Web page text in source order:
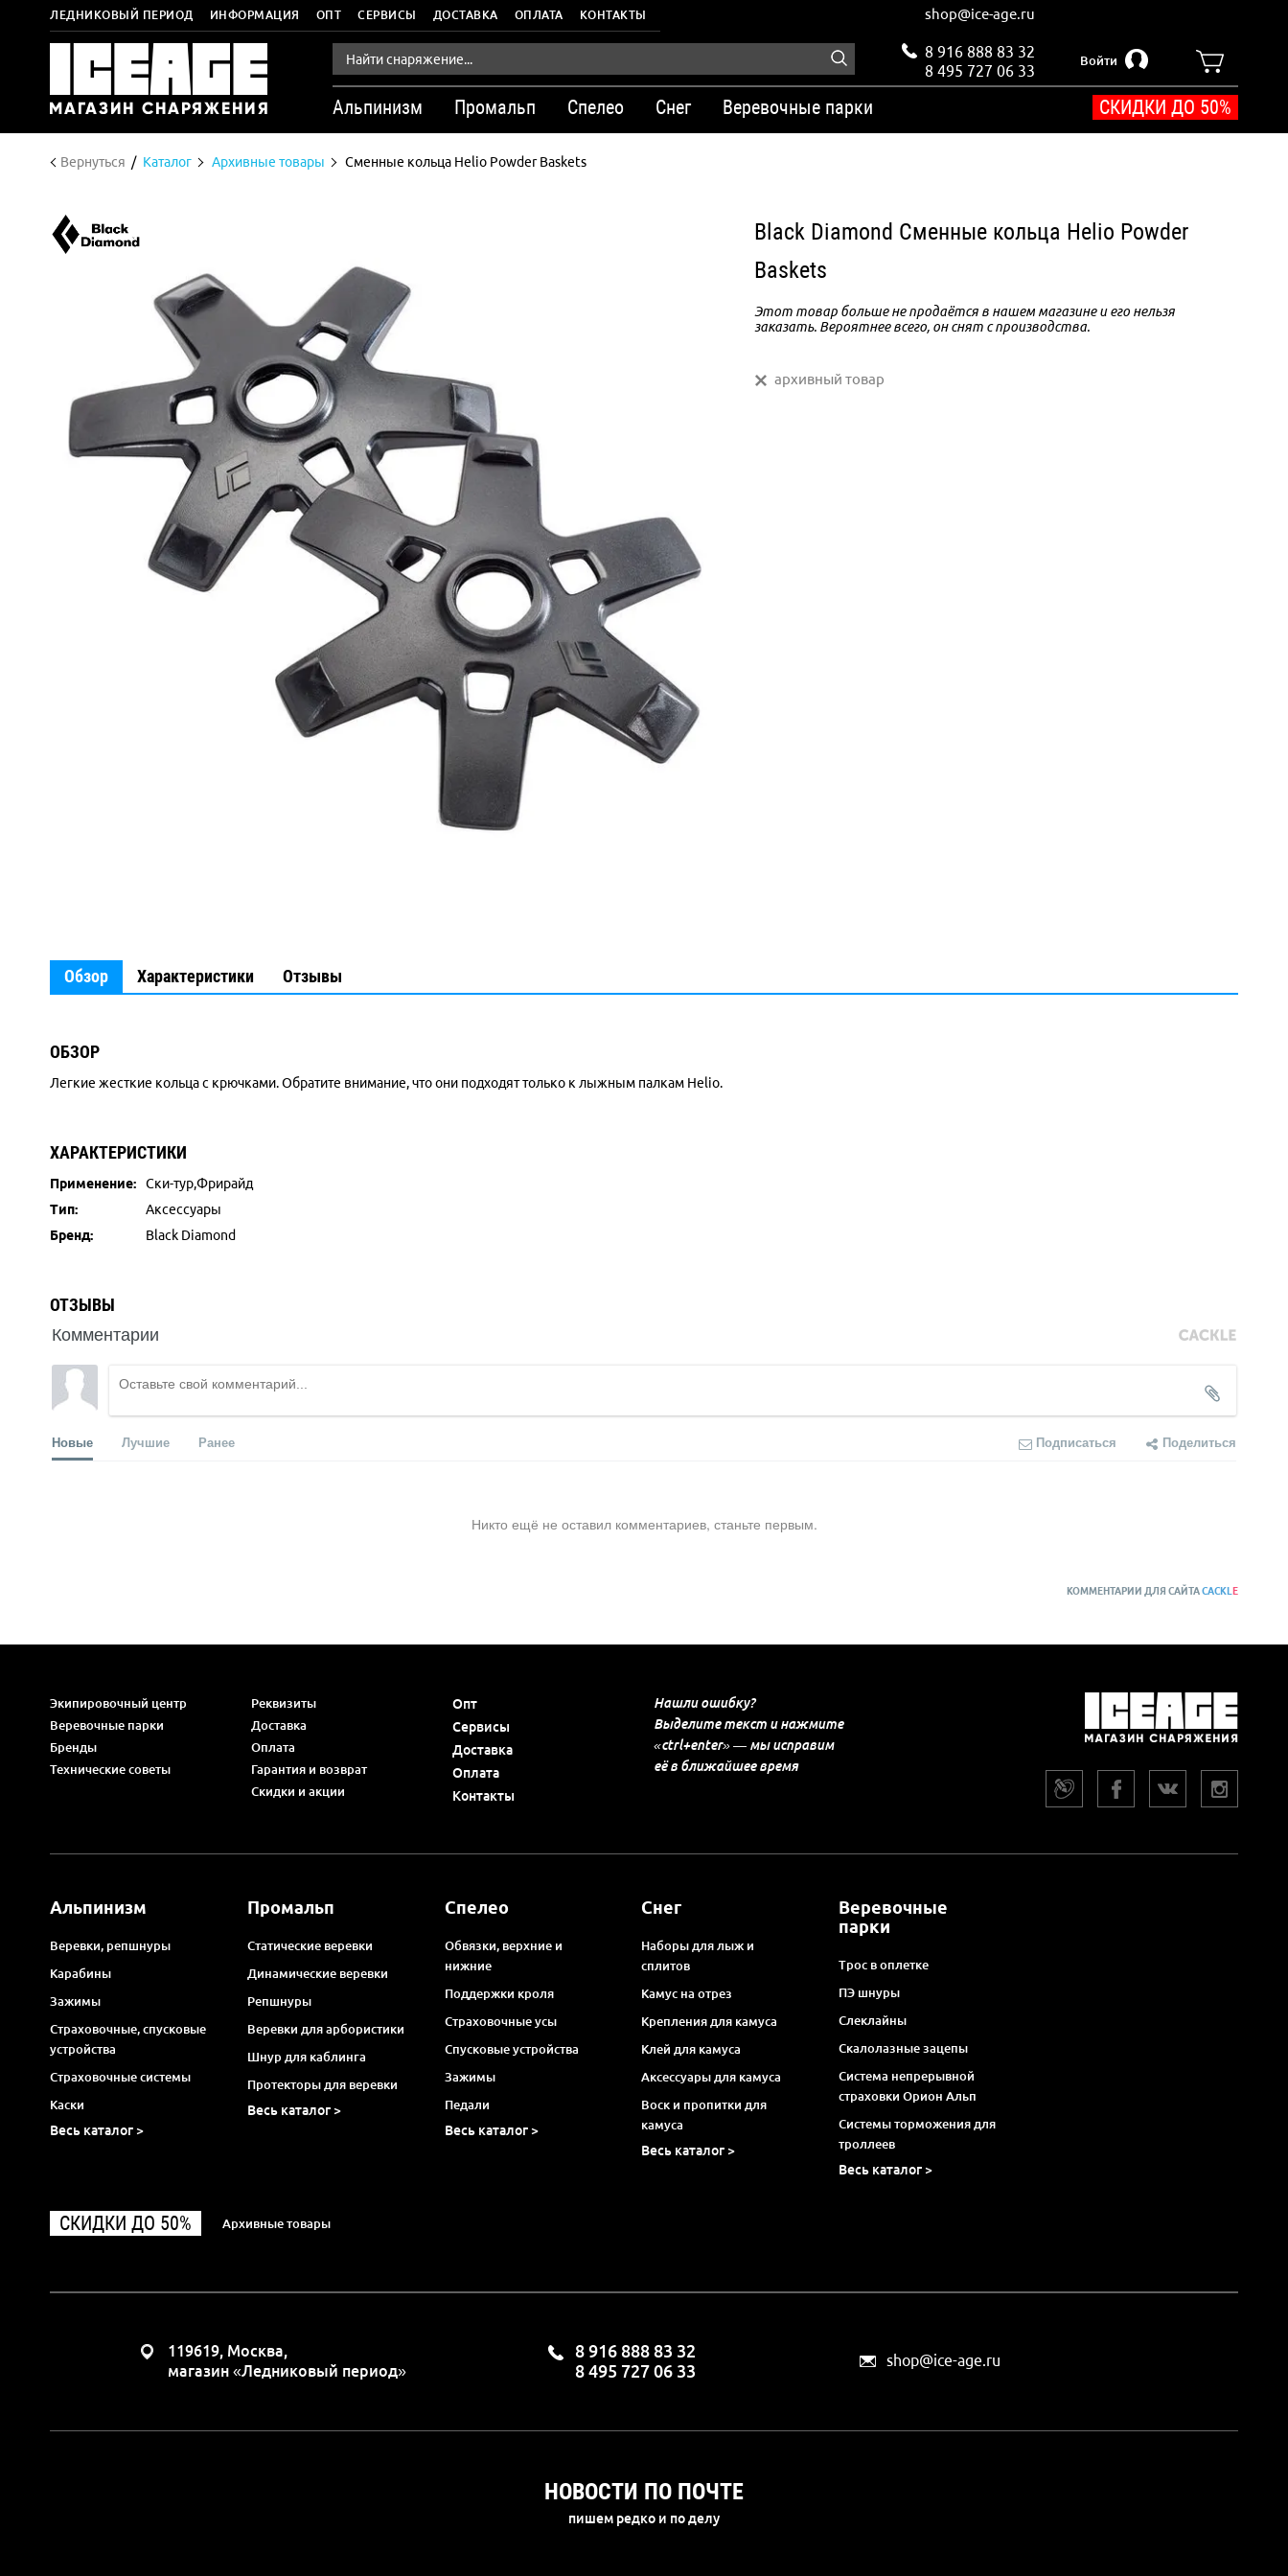
ЛЕДНИКОВЫЙ ПЕРИОД ИНФОРМАЦИЯ ОПТ СЕРВИСЫ ДОСТАВКА ОПЛАТА КОНТАКТЫ shop@ice-age.ru
8 916 888 83 32
8 495 727 06 33
Войти
Альпинизм Промальп Спелео Снег Веревочные парки СКИДКИ ДО 50%
Вернуться Каталог Архивные товары Сменные кольца Helio Powder Baskets
Black Diamond Сменные кольца Helio Powder
Baskets
Этот товар больше не продаётся в нашем магазине и его нельзя
заказать. Вероятнее всего, он снят с производства.
архивный товар
Обзор Характеристики Отзывы
ОБЗОР
Легкие жесткие кольца с крючками. Обратите внимание, что они подходят только к лыжным палкам Helio.
ХАРАКТЕРИСТИКИ
Применение:
Ски-тур,Фрирайд
Тип:
Аксессуары
Бренд:
Black Diamond
ОТЗЫВЫ
Комментарии
Новые Лучшие Ранее Подписаться Поделиться
Никто ещё не оставил комментариев, станьте первым.
КОММЕНТАРИИ ДЛЯ САЙТАCACKL E
Экипировочный центр
Веревочные парки
Бренды
Технические советы
Реквизиты
Доставка
Оплата
Гарантия и возврат
Скидки и акции
Опт
Сервисы
Доставка
Оплата
Контакты
Нашли ошибку?
Выделите текст и нажмите
«ctrl+enter» — мы исправим
её в ближайшее время
Альпинизм
Веревки, репшнуры
Карабины
Зажимы
Страховочные, спусковые
устройства
Страховочные системы
Каски
Весь каталог >
Промальп
Статические веревки
Динамические веревки
Репшнуры
Веревки для арбористики
Шнур для каблинга
Протекторы для веревки
Весь каталог >
Спелео
Обвязки, верхние и
нижние
Поддержки кроля
Страховочные усы
Спусковые устройства
Зажимы
Педали
Весь каталог >
Снег
Наборы для лыж и
сплитов
Камус на отрез
Крепления для камуса
Клей для камуса
Аксессуары для камуса
Воск и пропитки для
камуса
Весь каталог >
Веревочные
парки
Трос в оплетке
ПЭ шнуры
Слеклайны
Скалолазные зацепы
Система непрерывной
страховки Орион Альп
Системы торможения для
троллеев
Весь каталог >
СКИДКИ ДО 50% Архивные товары
119619, Москва,
магазин «Ледниковый период»
8 916 888 83 32
8 495 727 06 33
shop@ice-age.ru
НОВОСТИ ПО ПОЧТЕ
пишем редко и по делу